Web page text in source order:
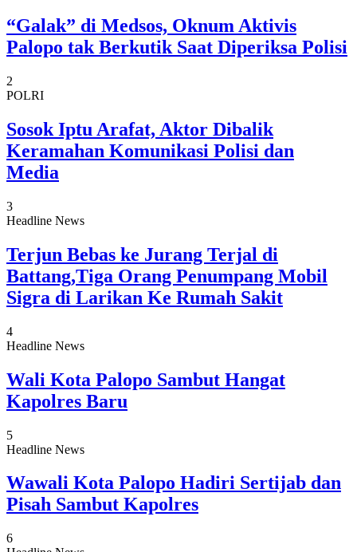
“Galak” di Medsos, Oknum Aktivis
Palopo tak Berkutik Saat Diperiksa Polisi
2
POLRI
Sosok Iptu Arafat, Aktor Dibalik
Keramahan Komunikasi Polisi dan
Media
3
Headline News
Terjun Bebas ke Jurang Terjal di
Battang,Tiga Orang Penumpang Mobil
Sigra di Larikan Ke Rumah Sakit
4
Headline News
Wali Kota Palopo Sambut Hangat
Kapolres Baru
5
Headline News
Wawali Kota Palopo Hadiri Sertijab dan
Pisah Sambut Kapolres
6